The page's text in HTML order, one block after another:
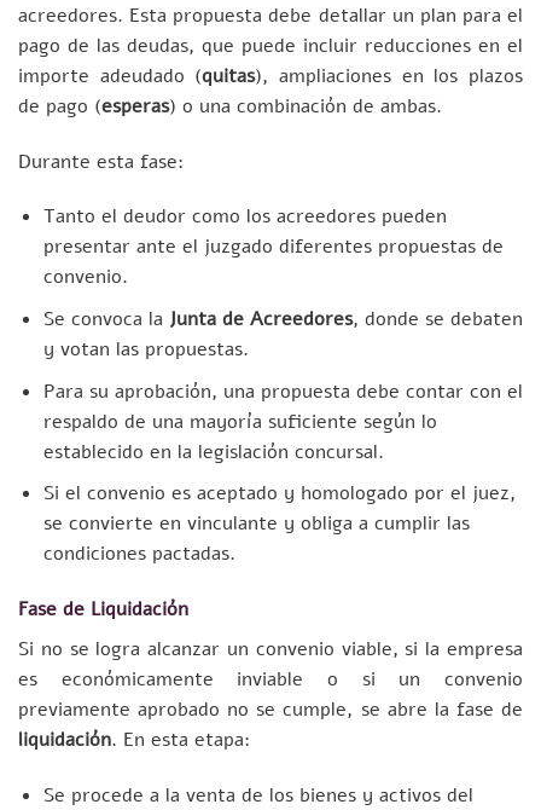
acreedores. Esta propuesta debe detallar un plan para el
pago de las deudas, que puede incluir reducciones en el
importe adeudado (quitas), ampliaciones en los plazos
de pago (esperas) o una combinación de ambas.
Durante esta fase:
Tanto el deudor como los acreedores pueden
presentar ante el juzgado diferentes propuestas de
convenio.
Se convoca la Junta de Acreedores, donde se debaten
y votan las propuestas.
Para su aprobación, una propuesta debe contar con el
respaldo de una mayoría suficiente según lo
establecido en la legislación concursal.
Si el convenio es aceptado y homologado por el juez,
se convierte en vinculante y obliga a cumplir las
condiciones pactadas.
Fase de Liquidación
Si no se logra alcanzar un convenio viable, si la empresa
es económicamente inviable o si un convenio
previamente aprobado no se cumple, se abre la fase de
liquidación. En esta etapa:
Se procede a la venta de los bienes y activos del